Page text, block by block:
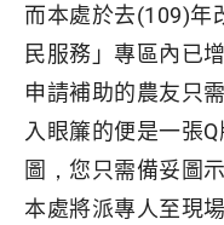
而本處於去(109)年
民服務」專區內已
申請補助的農友只
入眼簾的便是一張
圖，您只需備妥圖
本處將派專人至現